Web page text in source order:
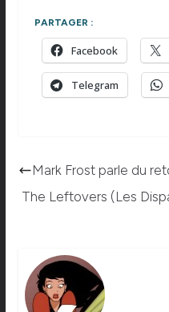
PARTAGER :
Facebook
Telegram
Mark Frost parle du
The Leftovers (Les